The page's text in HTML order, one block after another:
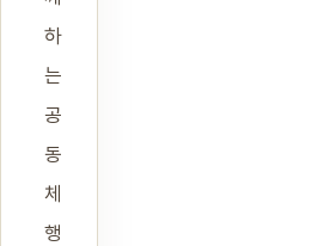
하
는
공
동
체
행